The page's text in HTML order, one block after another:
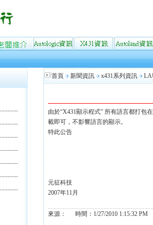
首頁 新聞資訊 x431系列資訊
由於“X431顯示程式” 所有語言都打包
載即可，不影響語言的顯示。
特此公告
元征科技
2007年11月
來源： 時間：1/27/2010 1:15:32 PM